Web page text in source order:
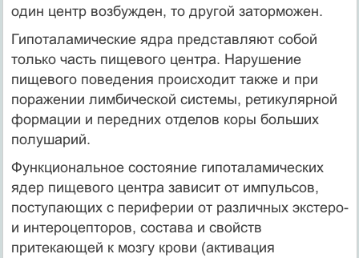
один центр возбужден, то другой заторможен.
Гипоталамические ядра представляют собой
только часть пищевого центра. Нарушение
пищевого поведения происходит также и при
поражении лимбической системы, ретикулярной
формации и передних отделов коры больших
полушарий.
Функциональное состояние гипоталамических
ядер пищевого центра зависит от импульсов,
поступающих с периферии от различных экстеро-
и интероцепторов, состава и свойств
притекающей к мозгу крови (активация